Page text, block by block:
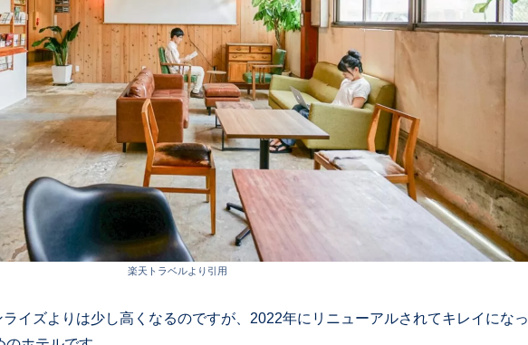
楽天トラベルより引用
イズよりは少し高くなるのですが、2022年にリニューアルされてキレイになっ